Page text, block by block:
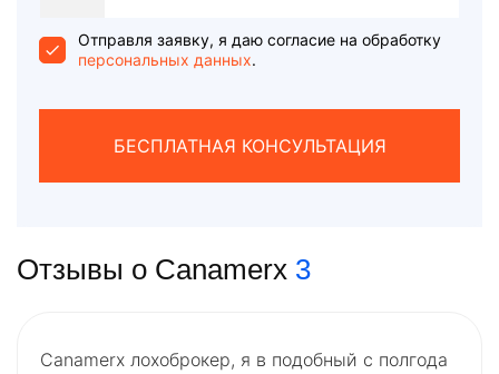
+1
Отправля заявку, я даю согласие на обработку
персональных данных.
БЕСПЛАТНАЯ КОНСУЛЬТАЦИЯ
Отзывы о Canamerx 3
Canamerx лохоброкер, я в подобный с полгода